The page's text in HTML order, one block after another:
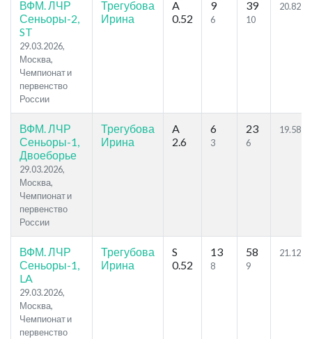
ВФМ. ЛЧР
Сеньоры-2,
ST
29.03.2026,
Москва,
Чемпионат и
первенство
России
Трегубова
Ирина
A
0.52
9
6
39
10
20.82
ВФМ. ЛЧР
Сеньоры-1,
Двоеборье
29.03.2026,
Москва,
Чемпионат и
первенство
России
Трегубова
Ирина
A
2.6
6
3
23
6
19.58
ВФМ. ЛЧР
Сеньоры-1,
LA
29.03.2026,
Москва,
Чемпионат и
первенство
Трегубова
Ирина
S
0.52
13
8
58
9
21.12